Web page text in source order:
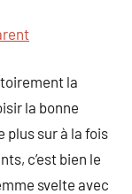
la
la bonne
plus sur à la fois
c’est bien le
svelte avec